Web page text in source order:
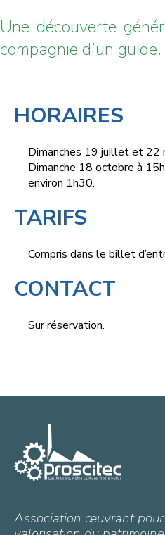
Une découverte
compagnie d’un
HORAIRES
Dimanches 19 juillet et 22
Dimanche 18 octobre à
environ 1h30.
TARIFS
Compris dans le billet
CONTACT
Sur réservation.
Association œuvrant